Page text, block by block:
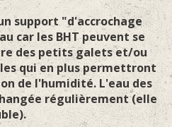
support "d'accrochage
car les BHT peuvent se
des petits galets et/ou
qui en plus permettront
de l'humidité. L'eau des
régulièrement (elle